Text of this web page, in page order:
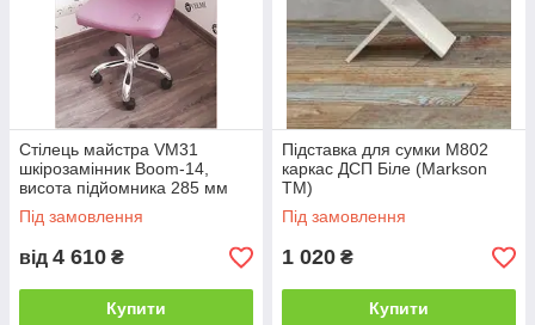
Стілець майстра VM31
шкірозамінник Boom-14,
висота підйомника 285 мм
(Velmi TM)
Під замовлення
від 4 610 ₴
Купити
Підставка для сумки М802
каркас ДСП Біле (Markson
TM)
Під замовлення
1 020 ₴
Купити